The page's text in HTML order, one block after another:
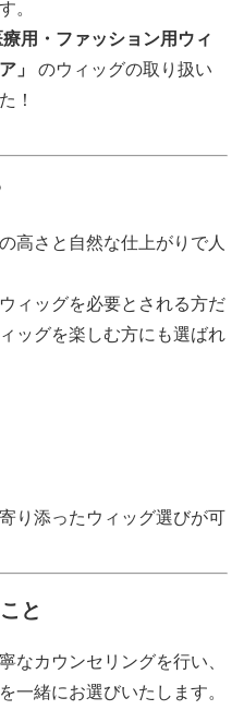
。
療用・ファッション用ウィ
」
のウィッグの取り扱い
！
高さと自然な仕上がりで人
ィッグを必要とされる方だ
ッグを楽しむ方にも選ばれ
り添ったウィッグ選びが可
と
なカウンセリングを行い、
一緒にお選びいたします。